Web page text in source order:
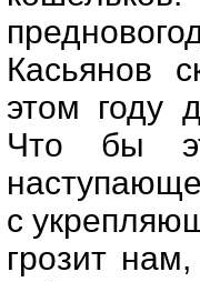
Касьянов
этом году
Что бы
с
грозит